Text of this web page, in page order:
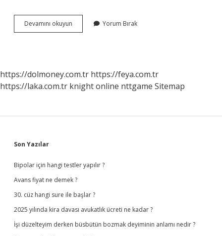
Devamını okuyun
Yıl
Yorum Bırak
https://dolmoney.com.tr https://feya.com.tr
https://laka.com.tr knight online nttgame Sitemap
Sidebar
Son Yazılar
Bipolar için hangi testler yapılır ?
Avans fiyat ne demek ?
30. cüz hangi sure ile başlar ?
2025 yılında kira davası avukatlık ücreti ne kadar ?
İşi düzelteyim derken büsbütün bozmak deyiminin anlamı nedir ?